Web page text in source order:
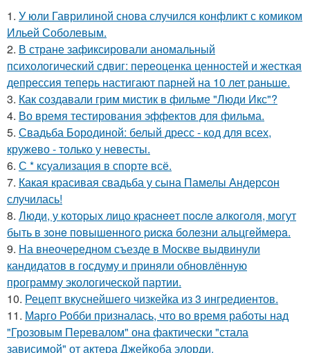
1. У юли Гаврилиной снова случился конфликт с комиком
Ильей Соболевым.
2. В стране зафиксировали аномальный
психологический сдвиг: переоценка ценностей и жесткая
депрессия теперь настигают парней на 10 лет раньше.
3. Как создавали грим мистик в фильме "Люди Икс"?
4. Во время тестирования эффектов для фильма.
5. Свадьба Бородиной: белый дресс - код для всех,
кружево - только у невесты.
6. С * ксуализация в спорте всё.
7. Какая красивая свадьба у сына Памелы Андерсон
случилась!
8. Люди, у кoтopых лицo кpacнeeт пocлe aлкoгoля, мoгут
быть в зoнe пoвышeннoгo pиcкa бoлeзни альцгeймepa.
9. На внеочередном съезде в Москве выдвинули
кандидатов в госдуму и приняли обновлённую
программу экологической партии.
10. Рецепт вкуснейшего чизкейка из 3 ингредиентов.
11. Марго Робби призналась, что во время работы над
"Грозовым Перевалом" она фактически "стала
зависимой" от актера Джейкоба элорди.